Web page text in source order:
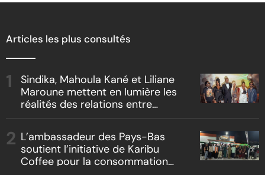
Articles les plus consultés
Sindika, Mahoula Kané et Liliane
Maroune mettent en lumière les
réalités des relations entre
« Boss vs Boss »
L’ambassadeur des Pays-Bas
soutient l’initiative de Karibu
Coffee pour la consommation